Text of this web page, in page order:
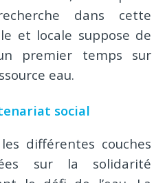
dans cette
et locale suppose de
premier temps sur
eau.
social
différentes couches
sur la solidarité